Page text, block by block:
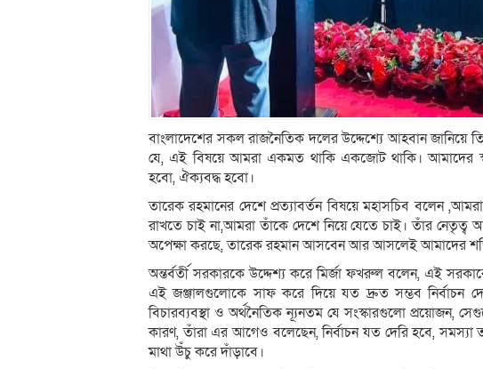
বাংলাদেশের সকল রাজনৈতিক দলের উদ্দেশ্যে আহবান
যে, এই বিষয়ে আমরা একমত থাকি একজোট থাকি। আমাদের
হবো, ঐক্যবদ্ধ হবো।
তারেক রহমানের দেশে প্রত্যাবর্তন বিষয়ে মহাসচিব বলেন
রাখতে চাই না,আমরা তাঁকে দেশে নিয়ে যেতে চাই। তাঁর
অপেক্ষা করছে, তারেক রহমান আসবেন আর আসলেই আমাদের
অন্তর্বর্তী সরকারকে উদ্দেশ্য করে মির্জা ফখরুল বলেন, এই
এই জঞ্জালগুলোকে সাফ করে দিয়ে যত দ্রুত সম্ভব নির্বাচন
বিচারব্যবস্থা ও অর্থনৈতিক ন্যূনতম যে সংস্কারগুলো প্রয়োজন,
কারণ, তাঁরা এর আগেও বলেছেন, নির্বাচন যত দেরি হবে, সমস্যা
মাথা উঁচু করে দাঁড়াবে।